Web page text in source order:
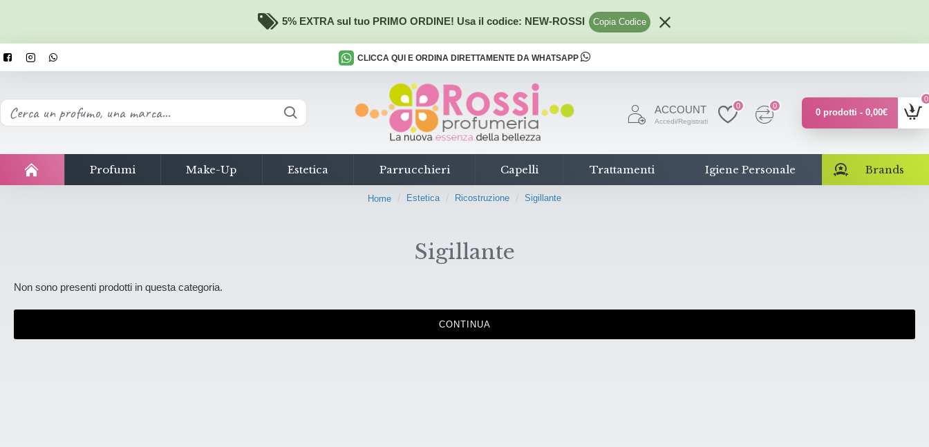
5% EXTRA sul tuo PRIMO ORDINE! Usa il codice: NEW-ROSSI Copia Codice
CLICCA QUI E ORDINA DIRETTAMENTE DA WHATSAPP
ACCOUNT
Accedi/Registrati
0 0
0 prodotti - 0,00€
0
Profumi Make-Up Estetica Parrucchieri Capelli Trattamenti Igiene Personale Brands
Home Estetica Ricostruzione Sigillante
Sigillante
Non sono presenti prodotti in questa categoria.
CONTINUA